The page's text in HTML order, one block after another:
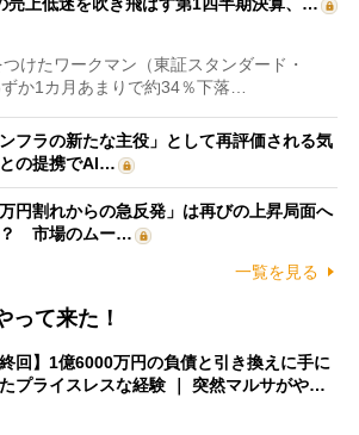
売上低迷を吹き飛ばす第1四半期決算、…
けたワークマン（東証スタンダード・
か1カ月あまりで約34％下落…
フラの新たな主役」として再評価される気
の提携でAI…
円割れからの急反発」は再びの上昇局面へ
？ 市場のムー…
一覧を見る
って来た！
終回】1億6000万円の負債と引き換えに手に
プライスレスな経験 ｜ 突然マルサがや…